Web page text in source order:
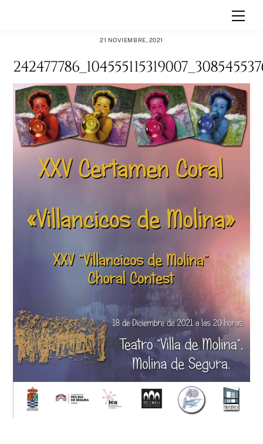
21 NOVIEMBRE, 2021